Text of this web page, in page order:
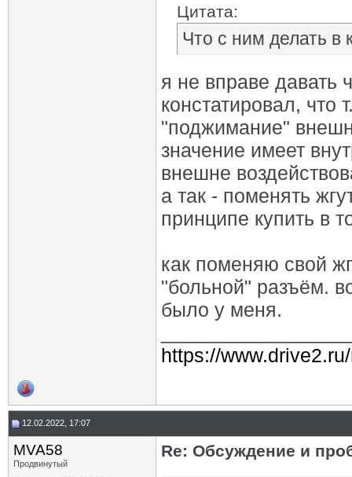
Цитата:
Что с ним делать в
я не вправе давать
констатировал, что
"поджимание"
значение имеет
внешне
а так - поменять
принципе купить в
как поменяю свой
"больной" разъём.
было у меня.
https://
12.02.2022, 17:07
MVA58
Продвинутый
Re: Обсуждение и